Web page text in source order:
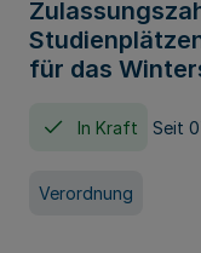
für das
In Kraft Seit
Verordnung